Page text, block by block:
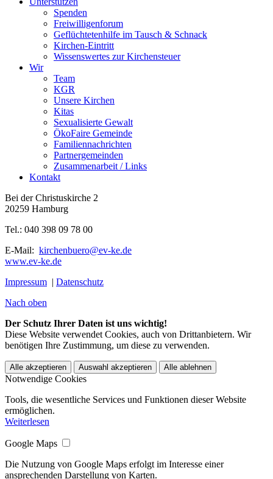
Spenden
Freiwilligenforum
Geflüchtetenhilfe im Tausch & Schnack
Kirchen-Eintritt
Wissenswertes zur Kirchensteuer
Wir
Team
KGR
Unsere Kirchen
Kitas
Sexualisierte Gewalt
ÖkoFaire Gemeinde
Familiennachrichten
Partnergemeinden
Zusammenarbeit / Links
Kontakt
Bei der Christuskirche 2
20259 Hamburg
Tel.: 040 398 09 78 00
E-Mail: kirchenbuero@ev-ke.de
www.ev-ke.de
Impressum | Datenschutz
Nach oben
Der Schutz Ihrer Daten ist uns wichtig!
Diese Website verwendet Cookies, auch von Drittanbietern. Wir
benötigen Ihre Zustimmung, um diese zu verwenden.
Alle akzeptieren Auswahl akzeptieren Alle ablehnen
Notwendige Cookies
Tools, die wesentliche Services und Funktionen dieser Website
ermöglichen.
Weiterlesen
Google Maps
Die Nutzung von Google Maps erfolgt im Interesse einer
ansprechenden Darstellung von Karten.